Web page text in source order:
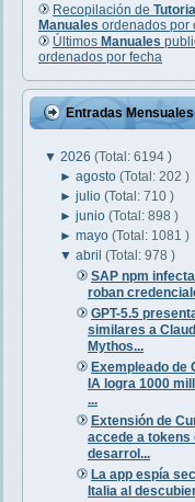
Recopilación de
Manuales ordenados por
Últimos Manuales
ordenados por fecha
Entradas Mensuales
▼ 2026 (Total: 6194 )
►agosto(Total: 202 )
►julio(Total: 710 )
►junio(Total: 898 )
►mayo(Total: 1081 )
▼abril(Total: 978 )
SAP npm
roban
GPT-5.5
similares a
Mythos...
Exempleado de
IA logra 1000
...
Extensión de
accede a tokens
desarrol...
La app espía
Italia al